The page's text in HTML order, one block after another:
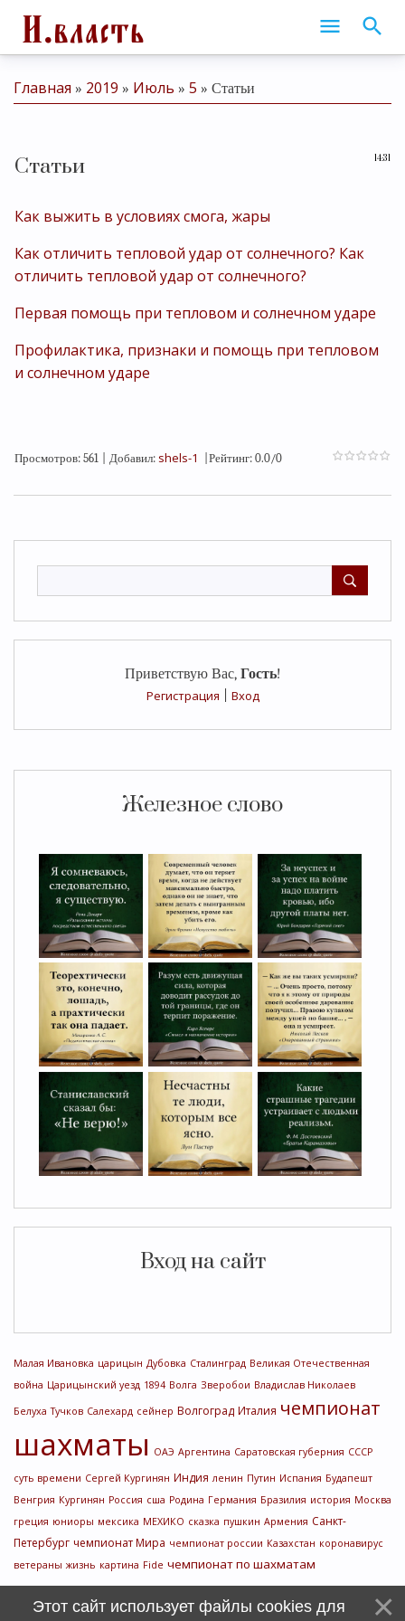
Приветствую Вас, Гость!
Регистрация
Вход
Железное слово
Вход на сайт
Малая Ивановка царицын Дубовка Сталинград Великая Отечественная
война Царицынский уезд 1894 Волга Зверобои Владислав Николаев
Белуха Тучков Салехард сейнер Волгоград Италия чемпионат
шахматы ОАЭ Аргентина Саратовская губерния СССР
суть времени Сергей Кургинян Индия ленин Путин Испания Будапешт
Венгрия Кургинян Россия сша Родина Германия Бразилия история Москва
греция юниоры мексика МЕХИКО сказка пушкин Армения Санкт-
Петербург чемпионат Мира чемпионат россии Казахстан коронавирус
ветераны жизнь картина Fide чемпионат по шахматам
Главная » 2019 » Июль » 5 » Статьи
14:31
Статьи
Как выжить в условиях смога, жары
Как отличить тепловой удар от солнечного? Как
отличить тепловой удар от солнечного?
Первая помощь при тепловом и солнечном ударе
Профилактика, признаки и помощь при тепловом
и солнечном ударе
Просмотров: 561 Добавил: shels-1 Рейтинг: 0.0/0
Этот сайт использует файлы cookies для